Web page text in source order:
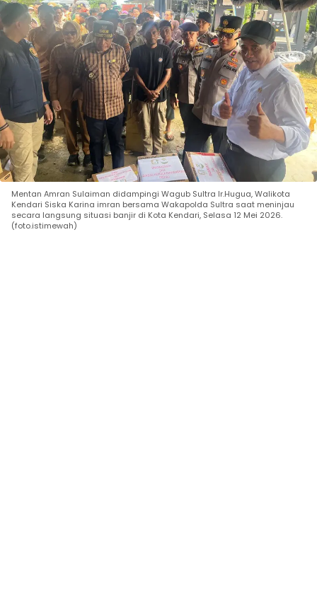
Mentan Amran Sulaiman didampingi Wagub Sultra Ir.Hugua, Walikota
Kendari Siska Karina imran bersama Wakapolda Sultra saat meninjau
secara langsung situasi banjir di Kota Kendari, Selasa 12 Mei 2026.
(foto.istimewah)